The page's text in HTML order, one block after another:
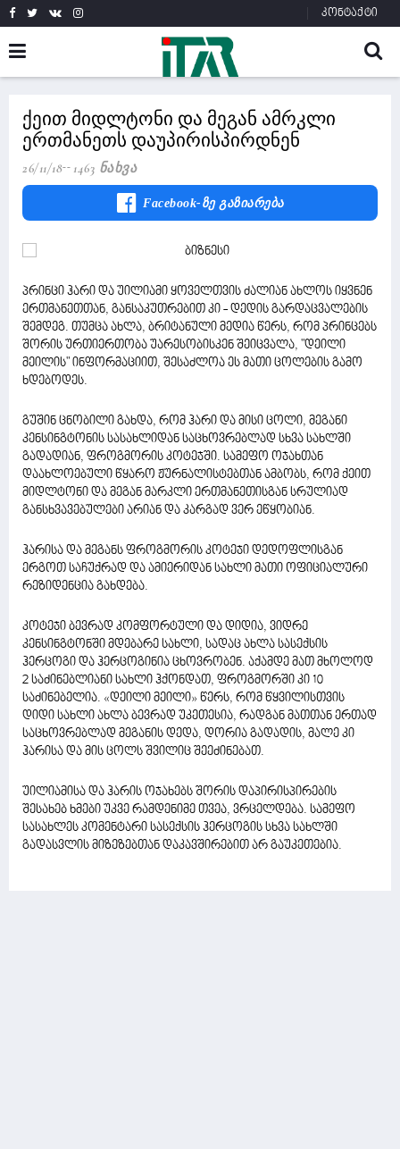
კონტაქტი
ქეით მიდლტონი და მეგან ამრკლი
ერთმანეთს დაუპირისპირდნენ
26/11/18 1463 Ნახვა
Facebook-Ზე Გაზიარება
პრინცი ჰარი და უილიამი ყოველთვის ძალიან ახლოს იყვნენ
ერთმანეთთან, განსაკუთრებით კი - დედის გარდაცვალების
შემდეგ. თუმცა ახლა, ბრიტანული მედია წერს, რომ პრინცებს
შორის ურთიერთობა უარესობისკენ შეიცვალა, "დეილი
მეილის" ინფორმაციით, შესაძლოა ეს მათი ცოლების გამო
ხდებოდეს.
გუშინ ცნობილი გახდა, რომ ჰარი და მისი ცოლი, მეგანი
კენსინგტონის სასახლიდან საცხოვრებლად სხვა სახლში
გადადიან, ფროგმორის კოტეჯში. სამეფო ოჯახთან
დაახლოებული წყარო ჟურნალისტებთან ამბობს, რომ ქეით
მიდლტონი და მეგან მარკლი ერთმანეთისგან სრულიად
განსხვავებულები არიან და კარგად ვერ ეწყობიან.
ჰარისა და მეგანს ფროგმორის კოტეჯი დედოფლისგან
ერგოთ საჩუქრად და ამიერიდან სახლი მათი ოფიციალური
რეზიდენცია გახდება.
კოტეჯი ბევრად კომფორტული და დიდია, ვიდრე
კენსინგტონში მდებარე სახლი, სადაც ახლა სასექსის
ჰერცოგი და ჰერცოგინია ცხოვრობენ. აქამდე მათ მხოლოდ
2 საძინებლიანი სახლი ჰქონდათ, ფროგმორში კი 10
საძინებელია. «დეილი მეილი» წერს, რომ წყვილისთვის
დიდი სახლი ახლა ბევრად უკეთესია, რადგან მათთან ერთად
საცხოვრებლად მეგანის დედა, დორია გადადის, მალე კი
ჰარისა და მის ცოლს შვილიც შეეძინებათ.
უილიამისა და ჰარის ოჯახებს შორის დაპირისპირების
შესახებ ხმები უკვე რამდენიმე თვეა, ვრცელდება. სამეფო
სასახლეს კომენტარი სასექსის ჰერცოგის სხვა სახლში
გადასვლის მიზეზებთან დაკავშირებით არ გაუკეთებია.